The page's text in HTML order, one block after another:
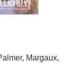
Margaux,